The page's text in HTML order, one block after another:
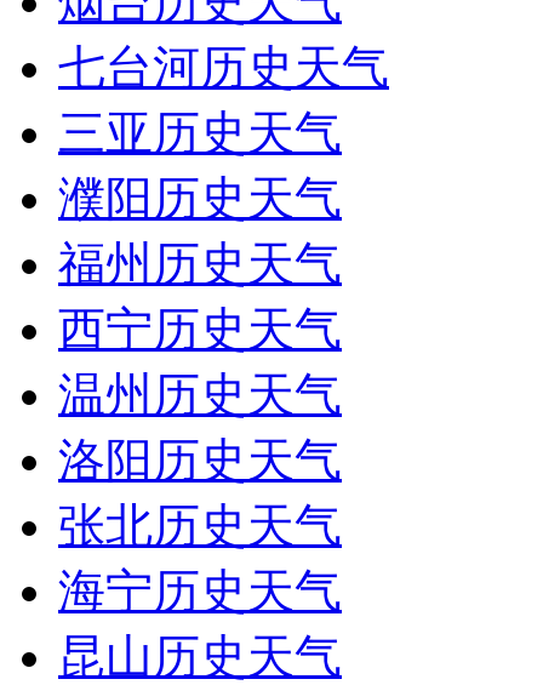
七台河历史天气
三亚历史天气
濮阳历史天气
福州历史天气
西宁历史天气
温州历史天气
洛阳历史天气
张北历史天气
海宁历史天气
昆山历史天气